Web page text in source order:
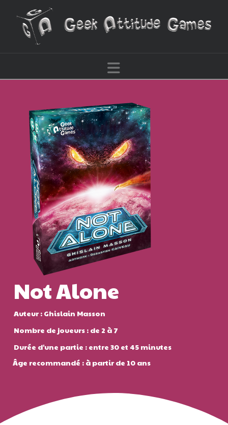
Navigation
Not Alone
Auteur : Ghislain Masson
Nombre de joueurs : de 2 à 7
Durée d'une partie : entre 30 et 45 minutes
Âge recommandé : à partir de 10 ans